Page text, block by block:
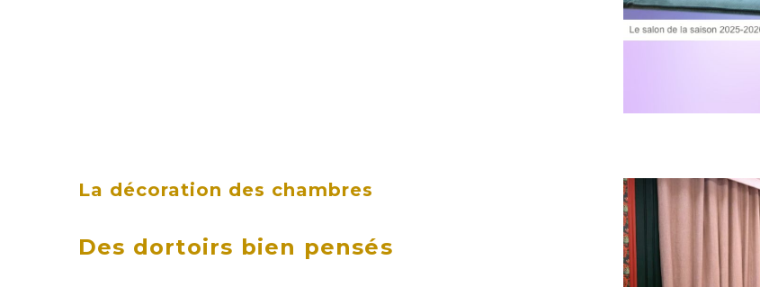
La décoration des chambres
Des dortoirs bien pensés